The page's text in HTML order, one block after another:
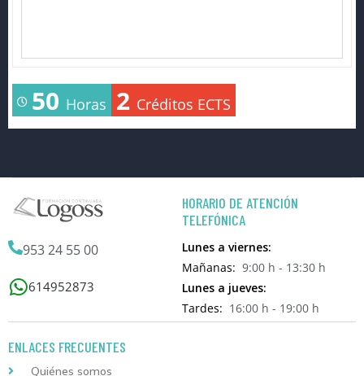
50 Horas 2 Créditos ECTS
953 24 55 00
614952873
HORARIO DE ATENCIÓN
TELEFÓNICA
Lunes a viernes:
Mañanas: 9:00 h - 13:30 h
Lunes a jueves:
Tardes: 16:00 h - 19:00 h
ENLACES FRECUENTES
Quiénes somos